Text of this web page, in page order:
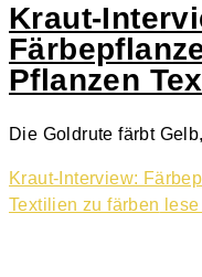
Kraut-
Pflanzen
Die Goldrute färbt
Kraut-Interview:
Textilien zu färben